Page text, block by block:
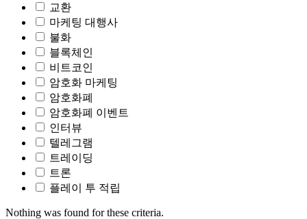
교환
마케팅 대행사
불화
블록체인
비트코인
암호화 마케팅
암호화폐
암호화폐 이벤트
인터뷰
텔레그램
트레이딩
트론
플레이 투 적립
Nothing was found for these criteria.